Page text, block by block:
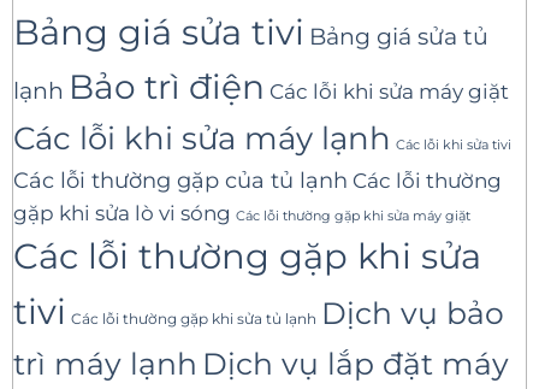
Bảng giá sửa tivi Bảng giá sửa tủ
lạnh Bảo trì điện Các lỗi khi sửa máy giặt
Các lỗi khi sửa máy lạnh Các lỗi khi sửa tivi
Các lỗi thường gặp của tủ lạnh Các lỗi thường
gặp khi sửa lò vi sóng Các lỗi thường gặp khi sửa máy giặt
Các lỗi thường gặp khi sửa
tivi Các lỗi thường gặp khi sửa tủ lạnh Dịch vụ bảo
trì máy lạnh Dịch vụ lắp đặt máy